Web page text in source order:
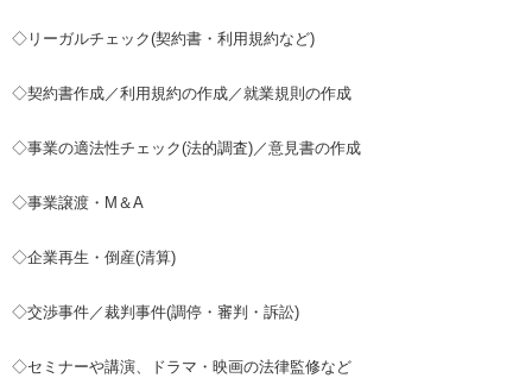
◇リーガルチェック(契約書・利用規約など)
◇契約書作成／利用規約の作成／就業規則の作成
◇事業の適法性チェック(法的調査)／意見書の作成
◇事業譲渡・M＆A
◇企業再生・倒産(清算)
◇交渉事件／裁判事件(調停・審判・訴訟)
◇セミナーや講演、ドラマ・映画の法律監修など